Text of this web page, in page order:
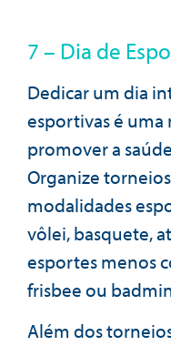
7 – Dia de
Dedicar um dia
esportivas é
promover a
Organize
modalidades
vôlei, basquete,
esportes menos
frisbee ou
Além dos